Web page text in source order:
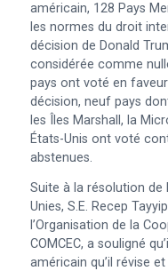
américain, 128 Pays
les normes du droit
décision de Donald
considérée comme
pays ont voté en
décision, neuf pays
les Îles Marshall, la
États-Unis ont voté
abstenues.
Suite à la résolution de
Unies, S.E. Recep
l’Organisation de la
COMCEC, a souligné
américain qu’il révise